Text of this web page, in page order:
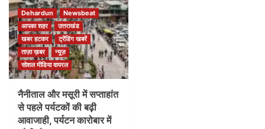
Dehardun
Newsbeat
आपका शहर
उत्तराखंड
खबर हटकर
ट्रेंडिंग खबरें
ताज़ा ख़बर
न्यूज़
सोशल मीडिया वायरल
नैनीताल और मसूरी में सप्ताहांत
से पहले पर्यटकों की बढ़ी
आवाजाही, पर्यटन कारोबार में